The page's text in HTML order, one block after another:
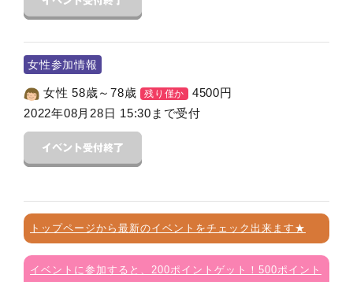
女性参加情報
女性 58歳～78歳 残り僅か 4500円
2022年08月28日 15:30まで受付
トップページから最新のイベントをチェック出来ます★
イベントに参加すると、200ポイントゲット！500ポイント